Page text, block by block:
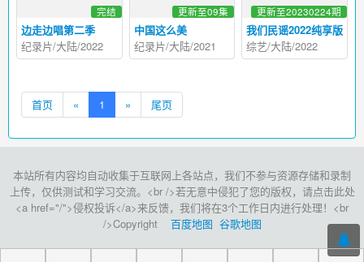
边走边唱第二季
完结
纪录片/大陆/2022
中国这么美
更新至09集
纪录片/大陆/2021
我们民谣2022纯享版
更新至20230224期
综艺/大陆/2022
首页 « 1 » 尾页
本站所有内容均自动收集于互联网上各站点，我们不参与资源存储和录制
上传，仅供测试和学习交流。<br />若无意中侵犯了您的版权，请点击此处
<a href="/">侵权投诉</a>来反馈，我们将在3个工作日内进行处理！<br
/>Copyright 百度地图 谷歌地图